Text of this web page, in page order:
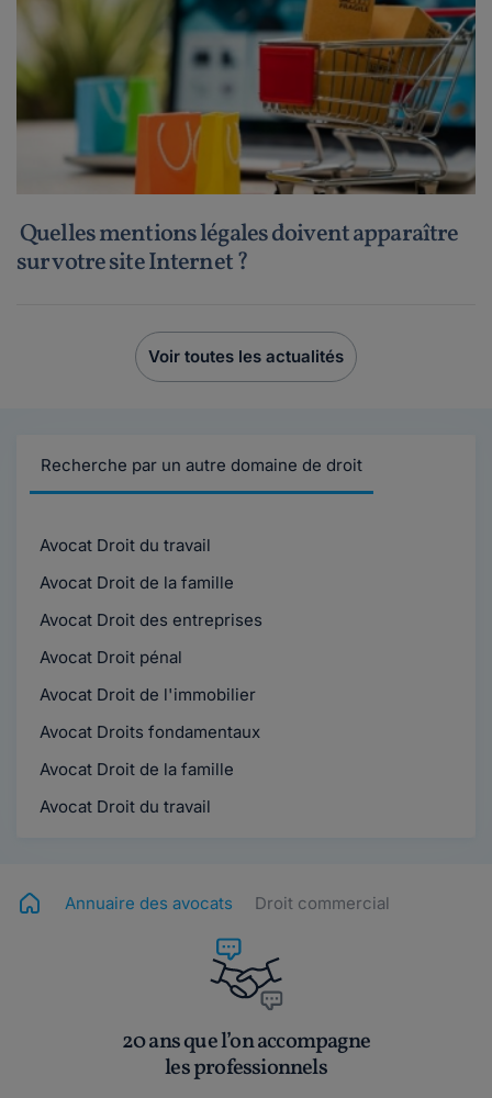
Quelles mentions légales doivent apparaître
sur votre site Internet ?
Voir toutes les actualités
Recherche par un autre domaine de droit
Avocat Droit du travail
Avocat Droit de la famille
Avocat Droit des entreprises
Avocat Droit pénal
Avocat Droit de l'immobilier
Avocat Droits fondamentaux
Avocat Droit de la famille
Avocat Droit du travail
Annuaire des avocats Droit commercial
20 ans que l’on accompagne
les professionnels